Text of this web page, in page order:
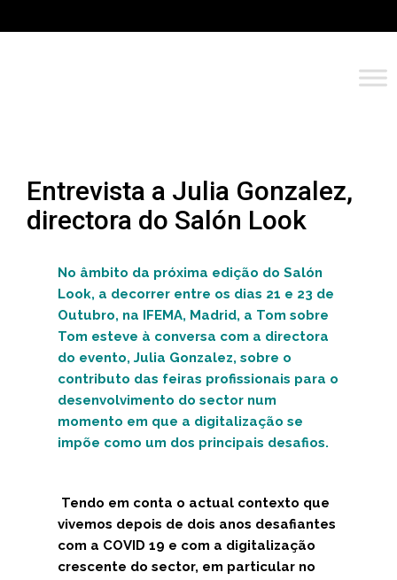
Entrevista a Julia Gonzalez,
directora do Salón Look
No âmbito da próxima edição do Salón
Look, a decorrer entre os dias 21 e 23 de
Outubro, na IFEMA, Madrid, a Tom sobre
Tom esteve à conversa com a directora
do evento, Julia Gonzalez, sobre o
contributo das feiras profissionais para o
desenvolvimento do sector num
momento em que a digitalização se
impõe como um dos principais desafios.
Tendo em conta o actual contexto que
vivemos depois de dois anos desafiantes
com a COVID 19 e com a digitalização
crescente do sector, em particular no